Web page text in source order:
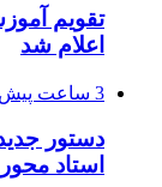
تقویم
اعلام شد
3 ساعت پیش
دستور
استاد